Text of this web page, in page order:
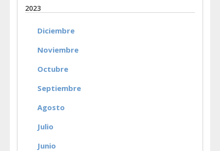
2023
Diciembre
Noviembre
Octubre
Septiembre
Agosto
Julio
Junio